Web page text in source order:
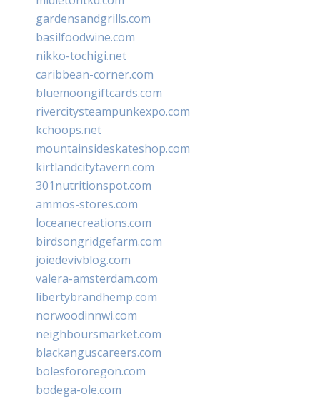
gardensandgrills.com
basilfoodwine.com
nikko-tochigi.net
caribbean-corner.com
bluemoongiftcards.com
rivercitysteampunkexpo.com
kchoops.net
mountainsideskateshop.com
kirtlandcitytavern.com
301nutritionspot.com
ammos-stores.com
loceanecreations.com
birdsongridgefarm.com
joiedevivblog.com
valera-amsterdam.com
libertybrandhemp.com
norwoodinnwi.com
neighboursmarket.com
blackanguscareers.com
bolesfororegon.com
bodega-ole.com